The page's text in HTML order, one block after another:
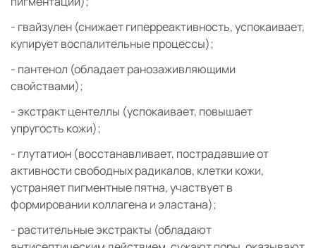
- гвайзулен (снижает гиперреактивность, успокаивает,
купирует воспалительные процессы);
- пантенол (обладает ранозаживляющими
свойствами);
- экстракт центеллы (успокаивает, повышает
упругость кожи);
- глутатион (восстанавливает, пострадавшие от
активности свободных радикалов, клетки кожи,
устраняет пигментные пятна, участвует в
формировании коллагена и эластана);
- растительные экстракты (обладают